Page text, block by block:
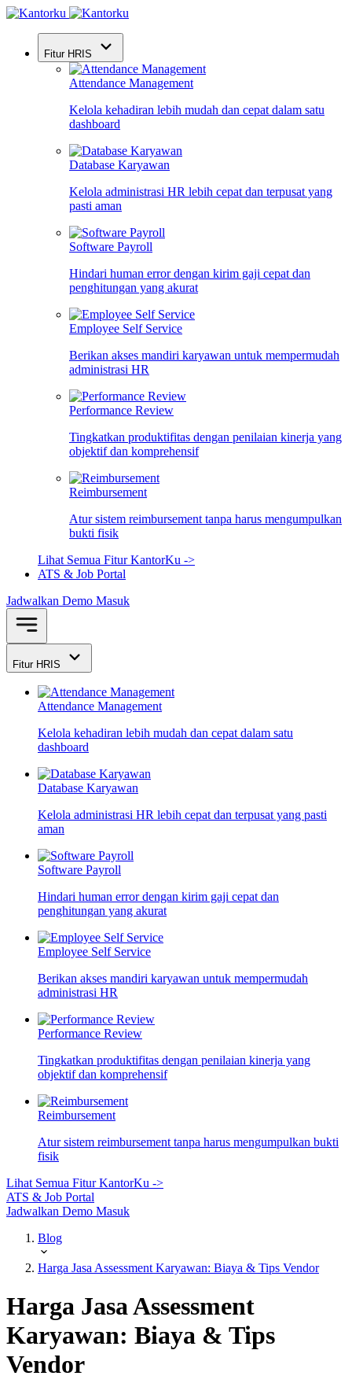
Fitur HRIS
Attendance Management
Kelola kehadiran lebih mudah dan cepat dalam satu
dashboard
Database Karyawan
Kelola administrasi HR lebih cepat dan terpusat yang
pasti aman
Software Payroll
Hindari human error dengan kirim gaji cepat dan
penghitungan yang akurat
Employee Self Service
Berikan akses mandiri karyawan untuk mempermudah
administrasi HR
Performance Review
Tingkatkan produktifitas dengan penilaian kinerja yang
objektif dan komprehensif
Reimbursement
Atur sistem reimbursement tanpa harus mengumpulkan
bukti fisik
Lihat Semua Fitur KantorKu ->
ATS & Job Portal
Jadwalkan Demo Masuk
Fitur HRIS
Attendance Management
Kelola kehadiran lebih mudah dan cepat dalam satu
dashboard
Database Karyawan
Kelola administrasi HR lebih cepat dan terpusat yang pasti
aman
Software Payroll
Hindari human error dengan kirim gaji cepat dan
penghitungan yang akurat
Employee Self Service
Berikan akses mandiri karyawan untuk mempermudah
administrasi HR
Performance Review
Tingkatkan produktifitas dengan penilaian kinerja yang
objektif dan komprehensif
Reimbursement
Atur sistem reimbursement tanpa harus mengumpulkan bukti
fisik
Lihat Semua Fitur KantorKu ->
ATS & Job Portal
Jadwalkan Demo Masuk
Blog
Harga Jasa Assessment Karyawan: Biaya & Tips Vendor
Harga Jasa Assessment
Karyawan: Biaya & Tips
Vendor